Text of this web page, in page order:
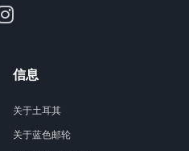
信息
关于土耳其
关于蓝色邮轮